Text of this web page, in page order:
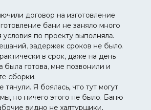
договор на изготовление
бани не заняло много
по проекту выполняла.
задержек сроков не было.
в срок, даже на день
была готова, мне позвонили и
сборки.
Я боялась, что тут могут
но ничего этого не было. Баню
видно не халтурщики,